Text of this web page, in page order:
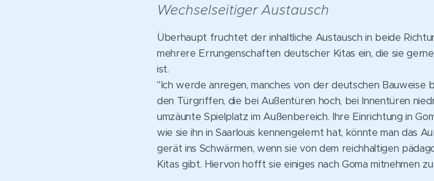
Wechselseitiger Austausch
Überhaupt fruchtet der inhaltliche Austausch in beide
mehrere Errungenschaften deutscher Kitas ein, die sie
ist.
"Ich werde anregen, manches von der deutschen Bauweise
den Türgriffen, die bei Außentüren hoch, bei Innentüren
umzäunte Spielplatz im Außenbereich. Ihre Einrichtung in
wie sie ihn in Saarlouis kennengelernt hat, könnte man das
gerät ins Schwärmen, wenn sie von dem reichhaltigen
Kitas gibt. Hiervon hofft sie einiges nach Goma mitnehmen